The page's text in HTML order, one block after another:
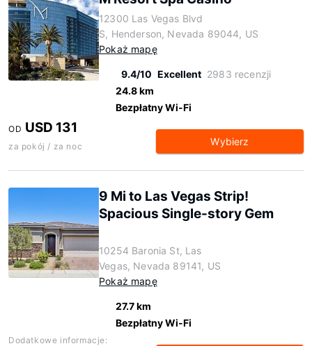
12300 Las Vegas Blvd
S, Henderson, Nevada 89044, US
Pokaż mapę
9.4/10 Excellent 2983 recenzji
24.8 km
Bezpłatny Wi-Fi
OD USD 131
za pokój / za noc Wybierz
9 Mi to Las Vegas Strip!
Spacious Single-story Gem
10254 Baronia St, Las
Vegas, Nevada 89141, US
Pokaż mapę
27.7 km
Bezpłatny Wi-Fi
Dodatkowe informacje: